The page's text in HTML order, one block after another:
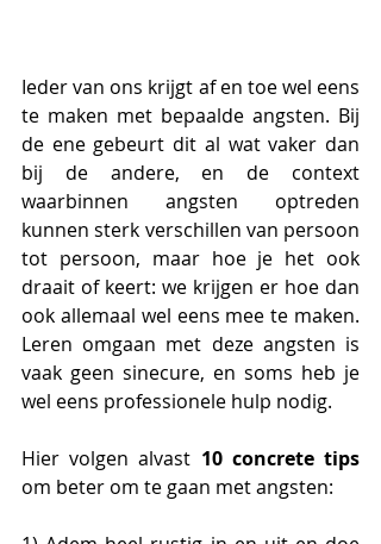
Ieder van ons krijgt af en toe wel eens
te maken met bepaalde angsten. Bij
de ene gebeurt dit al wat vaker dan
bij de andere, en de context
waarbinnen angsten optreden
kunnen sterk verschillen van persoon
tot persoon, maar hoe je het ook
draait of keert: we krijgen er hoe dan
ook allemaal wel eens mee te maken.
Leren omgaan met deze angsten is
vaak geen sinecure, en soms heb je
wel eens professionele hulp nodig.
Hier volgen alvast 10 concrete tips
om beter om te gaan met angsten: